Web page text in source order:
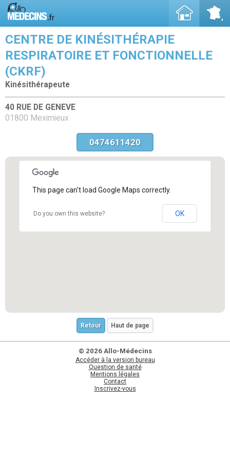
CENTRE DE KINÉSITHÉRAPIE
RESPIRATOIRE ET FONCTIONNELLE
(CKRF)
Kinésithérapeute
40 RUE DE GENEVE
01800 Meximieux
0474611420
This page can't load Google Maps correctly.
Do you own this website? OK
Retour Haut de page
© 2026 Allo-Médecins
Accéder à la version bureau
Question de santé
Mentions légales
Contact
Inscrivez-vous